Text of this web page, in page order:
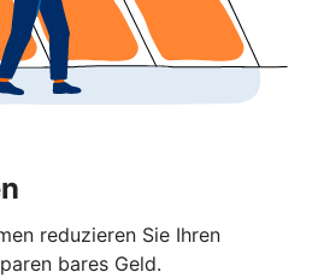
reduzieren Sie Ihren
bares Geld.